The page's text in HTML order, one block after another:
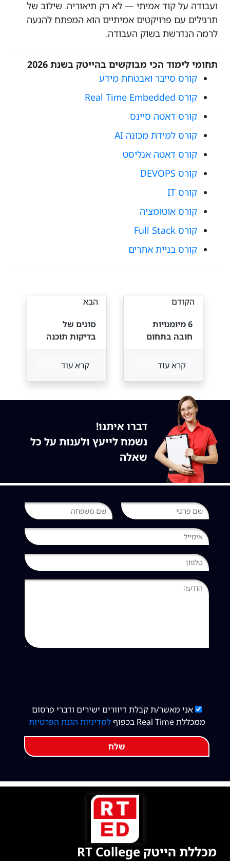
ועבודה על קוד אמיתי — לא רק תיאוריה. שילוב של
תרגילים עם פרויקטים אמיתיים הוא המפתח להגעה
לרמה הנדרשת בשוק העבודה.
תחומי לימוד הכי מבוקשים בהייטק בשנת 2026
קורס סייבר ואבטחת מידע
קורס Real Time Embedded
קורס דאטה סיינס
קורס למידת מכונה AI
קורס דאטה אנליסט
קורס DEVOPS
קורס IT
קורס אוטומציה
קורס Full Stack
קורס בניית אתרים
הבא
סוגים של
בדיקות תוכנה
QA
קרא עוד
הקודם
6 מיומנויות
חובה בתחום
אבטחת מידע
קרא עוד
דברו איתנו!
נשמח לייעץ ולענות על כל
שאלה
אני מאשר/ת קבלת דיוורים ישירים ודברי פרסום
ממכללת Real Time בכפוף
למדיניות הגנת הפרטיות
שלח
מכללת הייטק RT College